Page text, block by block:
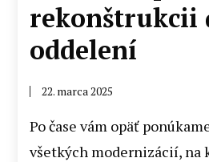
rekonštrukcii
oddelení
22. marca 2025
Po čase vám opäť
všetkých modernizácií, na